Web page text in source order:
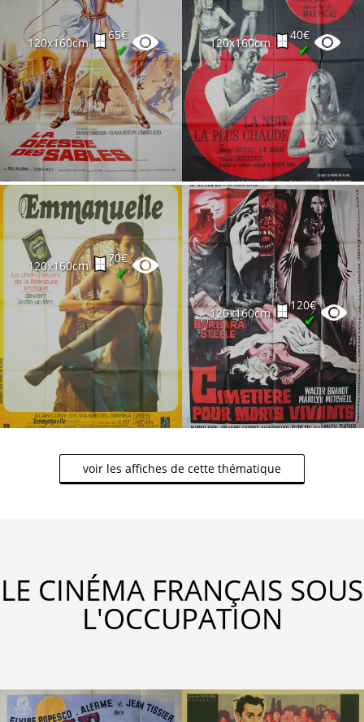
120x160cm
65€
✔ 120x160cm
40€
✔
120x160cm
70€
✔
120x160cm
120€
✔
voir les affiches de cette thématique
LE CINÉMA FRANÇAIS SOUS
L'OCCUPATION